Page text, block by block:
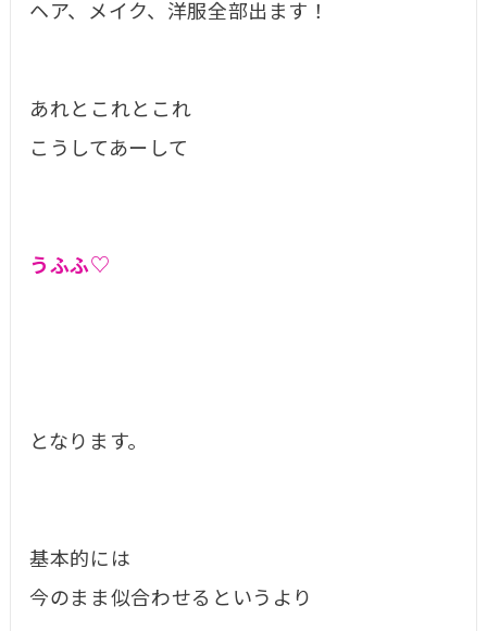
ヘア、メイク、洋服全部出ます！
あれとこれとこれ
こうしてあーして
うふふ♡
となります。
基本的には
今のまま似合わせるというより